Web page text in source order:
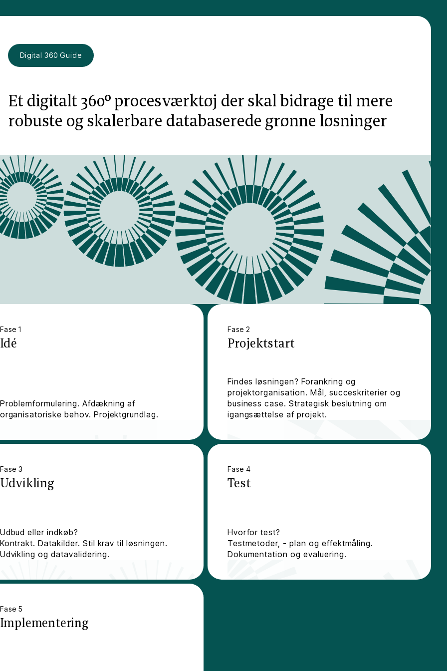
Digital 360 Guide
Et digitalt 360° procesværktøj der skal bidrage til mere
robuste og skalerbare databaserede grønne løsninger
Fase 1
Idé
Problemformulering. Afdækning af
organisatoriske behov. Projektgrundlag.
Fase 2
Projektstart
Findes løsningen? Forankring og
projektorganisation. Mål, succeskriterier og
business case. Strategisk beslutning om
igangsættelse af projekt.
Fase 3
Udvikling
Udbud eller indkøb?
Kontrakt. Datakilder. Stil krav til løsningen.
Udvikling og datavalidering.
Fase 4
Test
Hvorfor test?
Testmetoder, - plan og effektmåling.
Dokumentation og evaluering.
Fase 5
Implementering